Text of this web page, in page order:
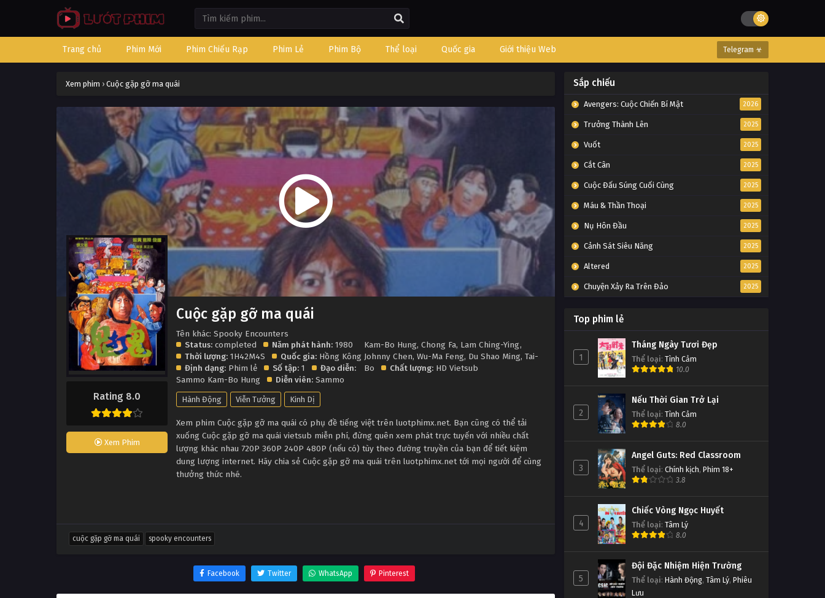
Trang chủ Phim Mới Phim Chiếu Rạp Phim Lẻ Phim Bộ Thể loại Quốc gia Giới thiệu Web Telegram ☣
Xem phim › Cuộc gặp gỡ ma quái
Rating 8.0
Xem Phim
Cuộc gặp gỡ ma quái
Tên khác: Spooky Encounters
Status: completed Năm phát hành: 1980
Thời lượng: 1H42M4S Quốc gia: Hồng Kông
Định dạng: Phim lẻ Số tập: 1
Đạo diễn:
Sammo Kam-Bo Hung
Diễn viên: Sammo
Kam-Bo Hung, Chong Fa, Lam Ching-Ying,
Johnny Chen, Wu-Ma Feng, Du Shao Ming, Tai-
Bo
Chất lượng: HD Vietsub
Hành Động Viễn Tưởng Kinh Dị
Xem phim Cuộc gặp gỡ ma quái có phụ đề tiếng việt trên luotphimx.net. Bạn cũng có thể tải
xuống Cuộc gặp gỡ ma quái vietsub miễn phí, đừng quên xem phát trực tuyến với nhiều chất
lượng khác nhau 720P 360P 240P 480P (nếu có) tùy theo đường truyền của bạn để tiết kiệm
dung lượng internet. Hãy chia sẻ Cuộc gặp gỡ ma quái trên luotphimx.net tới mọi người để cùng
thưởng thức nhé.
cuộc gặp gỡ ma quái spooky encounters
Facebook Twitter WhatsApp Pinterest
Sắp chiếu
Avengers: Cuộc Chiến Bí Mật 2026
Trưởng Thành Lên 2025
Vuốt 2025
Cắt Cân 2025
Cuộc Đấu Súng Cuối Cùng 2025
Máu & Thần Thoại 2025
Nụ Hôn Đầu 2025
Cảnh Sát Siêu Năng 2025
Altered 2025
Chuyện Xảy Ra Trên Đảo 2025
Top phim lẻ
1
Tháng Ngày Tươi Đẹp
Thể loại: Tình Cảm
10.0
2
Nếu Thời Gian Trở Lại
Thể loại: Tình Cảm
8.0
3
Angel Guts: Red Classroom
Thể loại: Chính kịch, Phim 18+
3.8
4
Chiếc Vòng Ngọc Huyết
Thể loại: Tâm Lý
8.0
5
Đội Đặc Nhiệm Hiện Trường
Thể loại: Hành Động, Tâm Lý, Phiêu
Lưu